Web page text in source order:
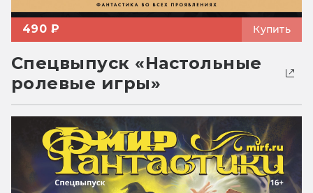
490 ₽ Купить
Спецвыпуск «Настольные
ролевые игры»